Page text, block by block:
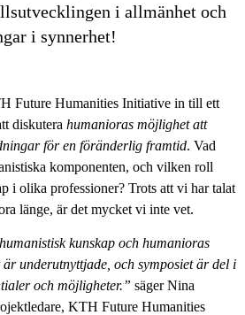
i allmänhet och
i synnerhet!
Future Humanities Initiative in till ett
diskutera humanioras möjlighet att
för en föränderlig framtid. Vad
komponenten, och vilken roll
i olika professioner? Trots att vi har talat
länge, är det mycket vi inte vet.
kunskap och humanioras
underutnyttjade, och symposiet är del i
och möjligheter.” säger Nina
KTH Future Humanities